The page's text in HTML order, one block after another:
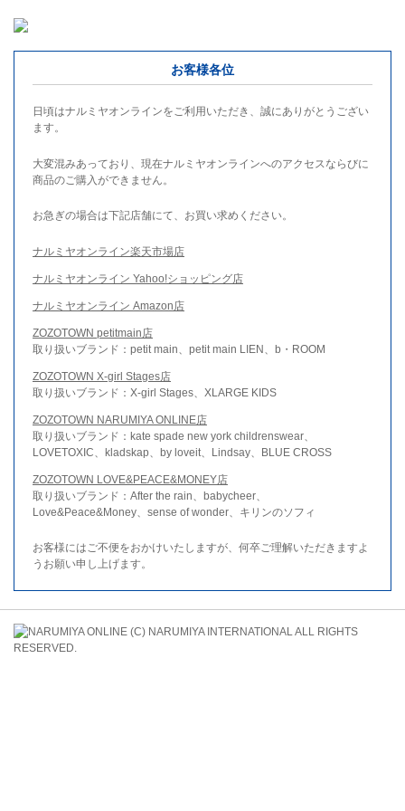
お客様各位
日頃はナルミヤオンラインをご利用いただき、誠にありがとうござい
ます。
大変混みあっており、現在ナルミヤオンラインへのアクセスならびに
商品のご購入ができません。
お急ぎの場合は下記店舗にて、お買い求めください。
ナルミヤオンライン楽天市場店
ナルミヤオンライン Yahoo!ショッピング店
ナルミヤオンライン Amazon店
ZOZOTOWN petitmain店
取り扱いブランド：petit main、petit main LIEN、b・ROOM
ZOZOTOWN X-girl Stages店
取り扱いブランド：X-girl Stages、XLARGE KIDS
ZOZOTOWN NARUMIYA ONLINE店
取り扱いブランド：kate spade new york childrenswear、
LOVETOXIC、kladskap、by loveit、Lindsay、BLUE CROSS
ZOZOTOWN LOVE&PEACE&MONEY店
取り扱いブランド：After the rain、babycheer、
Love&Peace&Money、sense of wonder、キリンのソフィ
お客様にはご不便をおかけいたしますが、何卒ご理解いただきますよ
うお願い申し上げます。